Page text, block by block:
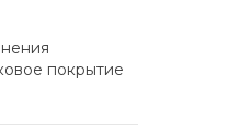
покрытие